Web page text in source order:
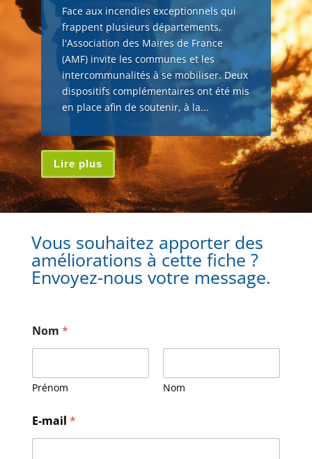
Face aux incendies exceptionnels qui
frappent plusieurs départements,
l'Association des Maires de France
(AMF) invite les communes et les
intercommunalités à se mobiliser. Deux
dispositifs complémentaires ont été mis
en place afin de soutenir, à la...
Lire plus
Vous souhaitez apporter des
améliorations à cette fiche ?
Envoyez-nous votre message.
Nom *
Prénom Nom
E-mail *